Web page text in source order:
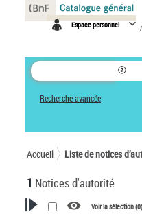
Espace personnel
Recherche avancée
Accueil Liste de notices
1 Notices d'autorité
Voir la sélection (0)
Panneau de gestion des cookies